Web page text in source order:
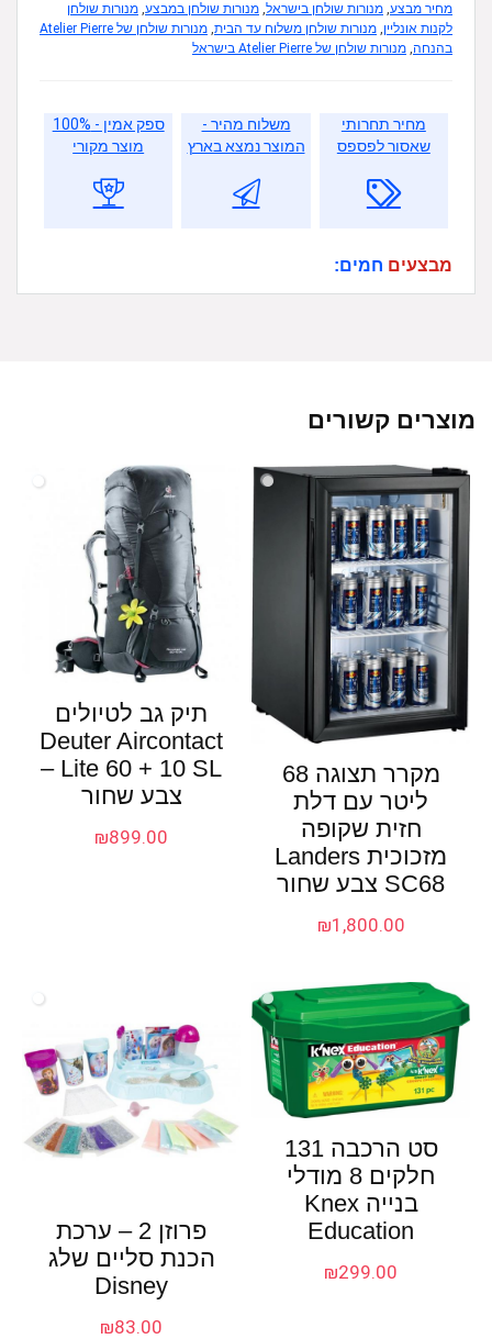
מחיר מבצע, מנורות שולחן בישראל, מנורות שולחן במבצע, מנורות שולחן
לקנות אונליין, מנורות שולחן משלוח עד הבית,
מנורות שולחן של Atelier Pierre
בהנחה, מנורות שולחן של Atelier Pierre בישראל
מחיר תחרותי
שאסור לפספס
משלוח מהיר -
המוצר נמצא בארץ
ספק אמין - 100%
מוצר מקורי
מבצעים חמים:
מוצרים קשורים
מקרר תצוגה 68
ליטר עם דלת
חזית שקופה
מזכוכית Landers
SC68 צבע שחור
₪1,800.00
תיק גב לטיולים
Deuter Aircontact
Lite 60 + 10 SL –
צבע שחור
₪899.00
סט הרכבה 131
חלקים 8 מודלי
בנייה Knex
Education
₪299.00
פרוזן 2 – ערכת
הכנת סליים שלג
Disney
₪83.00